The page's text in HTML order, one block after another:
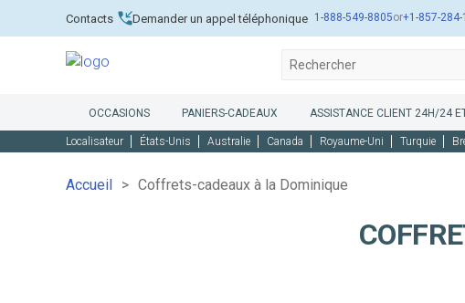
Contacts Demander un appel téléphonique 1-888-549-8805or+1-857-
OCCASIONS PANIERS-CADEAUX ASSISTANCE CLIENT 24H/24
Localisateur États-Unis Australie Canada Royaume-Uni Turquie
Accueil Coffrets-cadeaux à la Dominique